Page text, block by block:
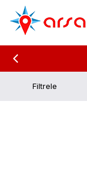
Filtrele